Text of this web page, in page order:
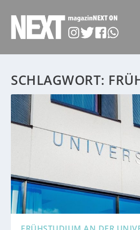
SCHLAGWORT: